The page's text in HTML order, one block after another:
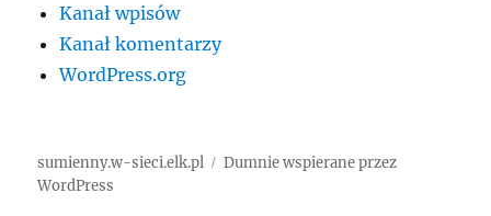
Kanał wpisów
Kanał komentarzy
WordPress.org
sumienny.w-sieci.elk.pl
Dumnie wspierane przez
WordPress